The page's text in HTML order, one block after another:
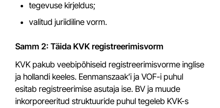
tegevuse kirjeldus;
valitud juriidiline vorm.
Samm 2: Täida KVK registreerimisvorm
KVK pakub veebipõhiseid registreerimisvorme inglise
ja hollandi keeles. Eenmanszaak’i ja VOF-i puhul
esitab registreerimise asutaja ise. BV ja muude
inkorporeeritud struktuuride puhul tegeleb KVK-s